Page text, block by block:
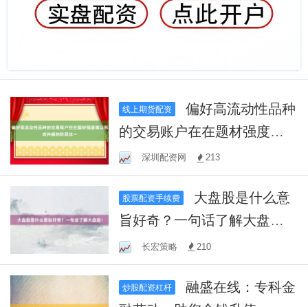
线上期货配资
偏好高流动性品种
的交易账户在在题材强度难
以形成共振的阶段这一
深圳配资网 213
股票配资手续费
旨好奇？一句话了解大盘
股！长宏策略 210
炒股配资杠杆
融盛在线：专科金